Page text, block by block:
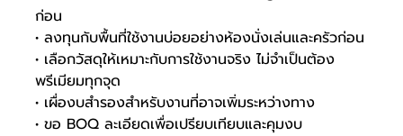
ก่อน
• ลงทุนกับพื้นที่ใช้งานบ่อยอย่างห้องนั่งเล่นและครัวก่อน
• เลือกวัสดุให้เหมาะกับการใช้งานจริง ไม่จำเป็นต้อง
พรีเมียมทุกจุด
• เผื่องบสำรองสำหรับงานที่อาจเพิ่มระหว่างทาง
• ขอ BOQ ละเอียดเพื่อเปรียบเทียบและคุมงบ